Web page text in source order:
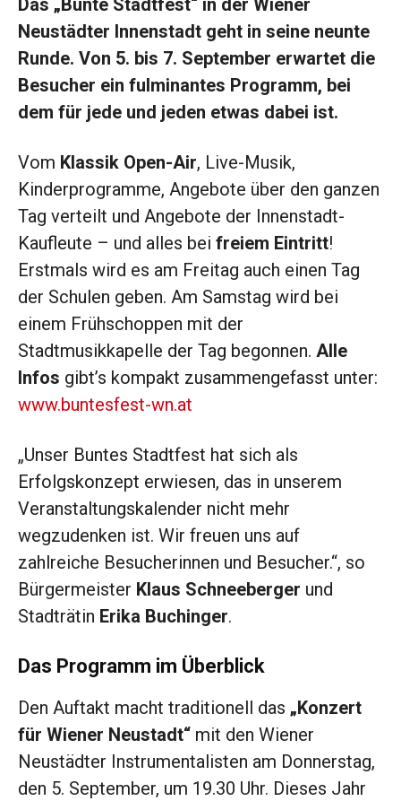
Das „Bunte Stadtfest“ in der Wiener
Neustädter Innenstadt geht in seine neunte
Runde. Von 5. bis 7. September erwartet die
Besucher ein fulminantes Programm, bei
dem für jede und jeden etwas dabei ist.
Vom Klassik Open-Air, Live-Musik,
Kinderprogramme, Angebote über den ganzen
Tag verteilt und Angebote der Innenstadt-
Kaufleute – und alles bei freiem Eintritt!
Erstmals wird es am Freitag auch einen Tag
der Schulen geben. Am Samstag wird bei
einem Frühschoppen mit der
Stadtmusikkapelle der Tag begonnen. Alle
Infos gibt’s kompakt zusammengefasst unter:
www.buntesfest-wn.at
„Unser Buntes Stadtfest hat sich als
Erfolgskonzept erwiesen, das in unserem
Veranstaltungskalender nicht mehr
wegzudenken ist. Wir freuen uns auf
zahlreiche Besucherinnen und Besucher.“, so
Bürgermeister Klaus Schneeberger und
Stadträtin Erika Buchinger.
Das Programm im Überblick
Den Auftakt macht traditionell das „Konzert
für Wiener Neustadt“ mit den Wiener
Neustädter Instrumentalisten am Donnerstag,
den 5. September, um 19.30 Uhr. Dieses Jahr